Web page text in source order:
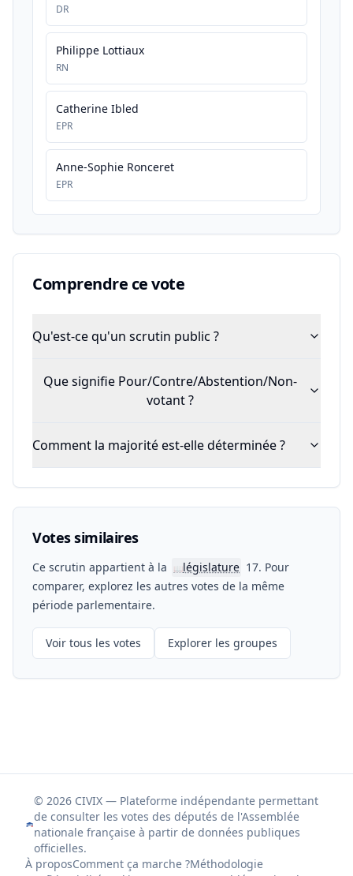
DR
Philippe Lottiaux
RN
Catherine Ibled
EPR
Anne-Sophie Ronceret
EPR
Comprendre ce vote
Qu'est-ce qu'un scrutin public ?
Que signifie Pour/Contre/Abstention/Non-
votant ?
Comment la majorité est-elle déterminée ?
Votes similaires
Ce scrutin appartient à la 📖législature 17. Pour
comparer, explorez les autres votes de la même
période parlementaire.
Voir tous les votes Explorer les groupes
© 2026 CIVIX — Plateforme indépendante permettant
de consulter les votes des députés de l'Assemblée
nationale française à partir de données publiques
officielles.
À proposComment ça marche ?Méthodologie